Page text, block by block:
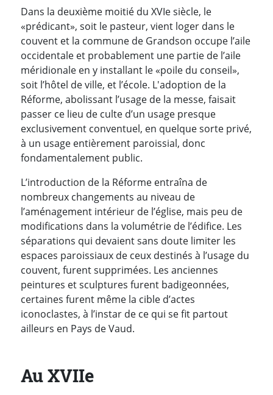
Dans la deuxième moitié du XVIe siècle, le
«prédicant», soit le pasteur, vient loger dans le
couvent et la commune de Grandson occupe l’aile
occidentale et probablement une partie de l’aile
méridionale en y installant le «poile du conseil»,
soit l’hôtel de ville, et l’école. L'adoption de la
Réforme, abolissant l’usage de la messe, faisait
passer ce lieu de culte d’un usage presque
exclusivement conventuel, en quelque sorte privé,
à un usage entièrement paroissial, donc
fondamentalement public.
L’introduction de la Réforme entraîna de
nombreux changements au niveau de
l’aménagement intérieur de l’église, mais peu de
modifications dans la volumétrie de l’édifice. Les
séparations qui devaient sans doute limiter les
espaces paroissiaux de ceux destinés à l’usage du
couvent, furent supprimées. Les anciennes
peintures et sculptures furent badigeonnées,
certaines furent même la cible d’actes
iconoclastes, à l’instar de ce qui se fit partout
ailleurs en Pays de Vaud.
Au XVIIe